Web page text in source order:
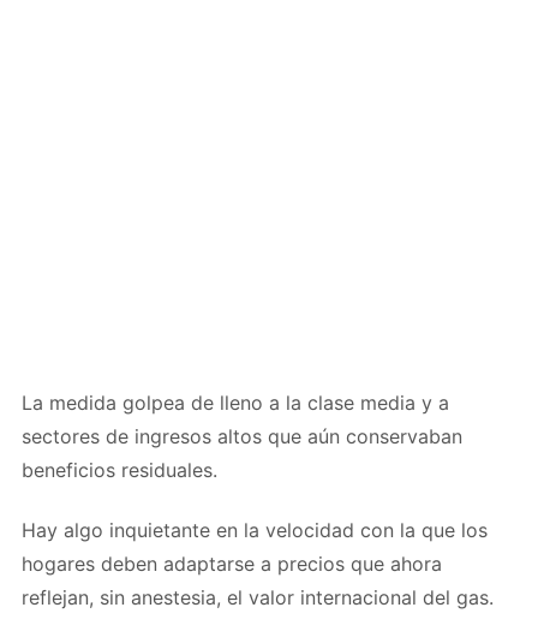
La medida golpea de lleno a la clase media y a
sectores de ingresos altos que aún conservaban
beneficios residuales.
Hay algo inquietante en la velocidad con la que los
hogares deben adaptarse a precios que ahora
reflejan, sin anestesia, el valor internacional del gas.